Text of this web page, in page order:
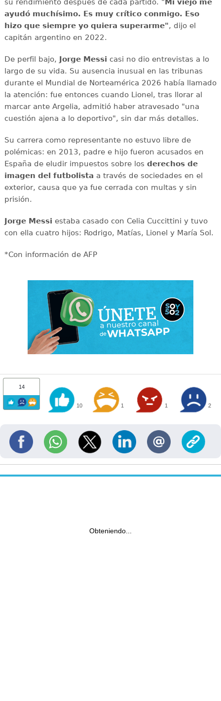
su rendimiento después de cada partido. "Mi viejo me
ayudó muchísimo. Es muy crítico conmigo. Eso
hizo que siempre yo quiera superarme", dijo el
capitán argentino en 2022.
De perfil bajo, Jorge Messi casi no dio entrevistas a lo
largo de su vida. Su ausencia inusual en las tribunas
durante el Mundial de Norteamérica 2026 había llamado
la atención: fue entonces cuando Lionel, tras llorar al
marcar ante Argelia, admitió haber atravesado "una
cuestión ajena a lo deportivo", sin dar más detalles.
Su carrera como representante no estuvo libre de
polémicas: en 2013, padre e hijo fueron acusados en
España de eludir impuestos sobre los derechos de
imagen del futbolista a través de sociedades en el
exterior, causa que ya fue cerrada con multas y sin
prisión.
Jorge Messi estaba casado con Celia Cuccittini y tuvo
con ella cuatro hijos: Rodrigo, Matías, Lionel y María Sol.
*Con información de AFP
14
10 1 1 2
Obteniendo...